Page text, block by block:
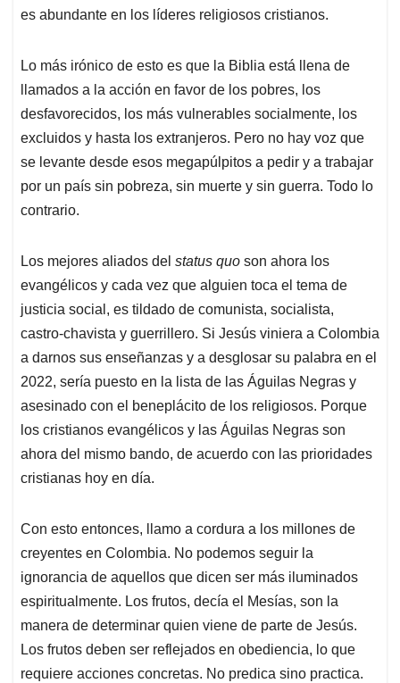
es abundante en los líderes religiosos cristianos.
Lo más irónico de esto es que la Biblia está llena de
llamados a la acción en favor de los pobres, los
desfavorecidos, los más vulnerables socialmente, los
excluidos y hasta los extranjeros. Pero no hay voz que
se levante desde esos megapúlpitos a pedir y a trabajar
por un país sin pobreza, sin muerte y sin guerra. Todo lo
contrario.
Los mejores aliados del status quo son ahora los
evangélicos y cada vez que alguien toca el tema de
justicia social, es tildado de comunista, socialista,
castro-chavista y guerrillero. Si Jesús viniera a Colombia
a darnos sus enseñanzas y a desglosar su palabra en el
2022, sería puesto en la lista de las Águilas Negras y
asesinado con el beneplácito de los religiosos. Porque
los cristianos evangélicos y las Águilas Negras son
ahora del mismo bando, de acuerdo con las prioridades
cristianas hoy en día.
Con esto entonces, llamo a cordura a los millones de
creyentes en Colombia. No podemos seguir la
ignorancia de aquellos que dicen ser más iluminados
espiritualmente. Los frutos, decía el Mesías, son la
manera de determinar quien viene de parte de Jesús.
Los frutos deben ser reflejados en obediencia, lo que
requiere acciones concretas. No predica sino practica.